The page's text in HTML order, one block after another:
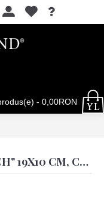
- 0,00RON
"Caramel Touch" 19x10
PORTOFEL "CARAMEL TOUCH" 19X10 CM, CLAYRE & EEF